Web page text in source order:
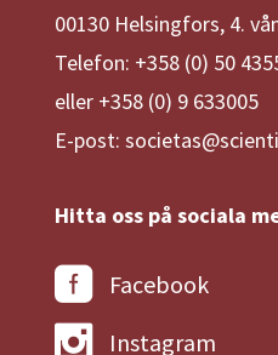
00130 Helsingfors, 4.
Telefon: +358 (0) 50
eller +358 (0) 9 633005
E-post:
Hitta oss på sociala
Facebook
Instagram